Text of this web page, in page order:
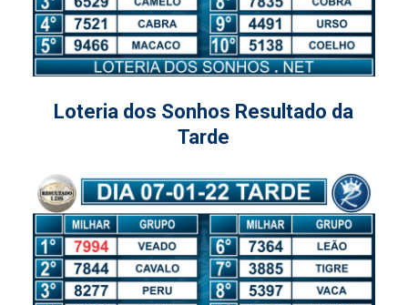
Loteria dos Sonhos Resultado da
Tarde